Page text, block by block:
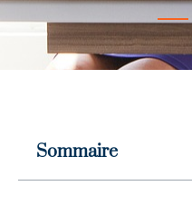
Sommaire